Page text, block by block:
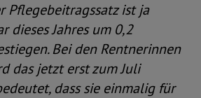
Pflegebeitragssatz ist ja
dieses Jahres um 0,2
Bei den Rentnerinnen
das jetzt erst zum Juli
dass sie einmalig für